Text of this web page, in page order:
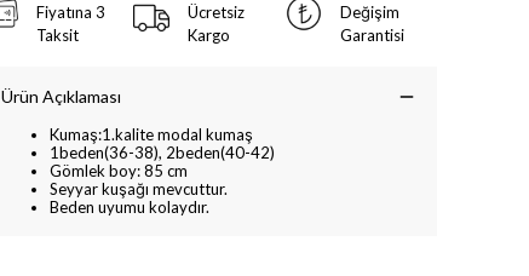
Fiyatına 3
Taksit
Ücretsiz
Kargo
Değişim
Garantisi
Ürün Açıklaması
Kumaş:1.kalite modal kumaş
1beden(36-38), 2beden(40-42)
Gömlek boy: 85 cm
Seyyar kuşağı mevcuttur.
Beden uyumu kolaydır.